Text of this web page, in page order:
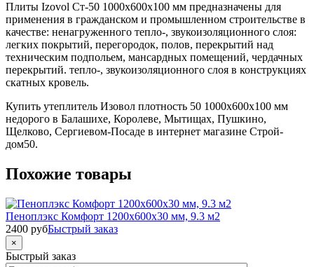
Плиты Izovol Ст-50 1000х600х100 мм предназначены для
применения в гражданском и промышленном строительстве в
качестве: ненагруженного тепло-, звукоизоляционного слоя:
легких покрытий, перегородок, полов, перекрытий над
техническим подпольем, мансардных помещений, чердачных
перекрытий. тепло-, звукоизоляционного слоя в конструкциях
скатных кровель.
Купить утеплитель Изовол плотность 50 1000х600х100 мм
недорого в Балашихе, Королеве, Мытищах, Пушкино,
Щелково, Сергиевом-Посаде в интернет магазине Строй-
дом50.
Похожие товары
Пеноплэкс Комфорт 1200x600x30 мм, 9.3 м2
2400 рубБыстрый заказ
×
Быстрый заказ